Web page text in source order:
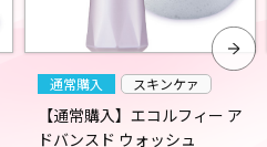
通常購入 スキンケァ
【通常購入】エコルフィー ア
ドバンスド ウォッシュ